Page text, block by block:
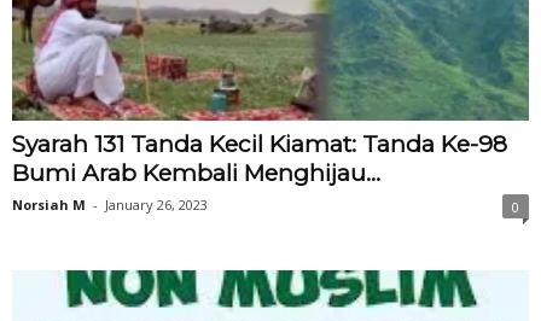
Syarah 131 Tanda Kecil Kiamat: Tanda Ke-98
Bumi Arab Kembali Menghijau...
Norsiah M - January 26, 2023 0